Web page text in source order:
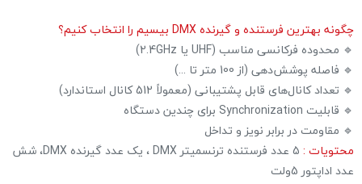
چگونه بهترین فرستنده و گیرنده DMX بیسیم را انتخاب کنیم؟
🔹 محدوده فرکانسی مناسب (UHF یا 2.4GHz)
🔹 فاصله پوشش‌دهی (از 100 متر تا ...)
🔹 تعداد کانال‌های قابل پشتیبانی (معمولاً 512 کانال استاندارد)
🔹 قابلیت Synchronization برای چندین دستگاه
🔹 مقاومت در برابر نویز و تداخل
محتویات :
5 عدد فرستنده ترنسمیتر DMX ، یک عدد گیرنده DMX، شش
عدد اداپتور 5ولت